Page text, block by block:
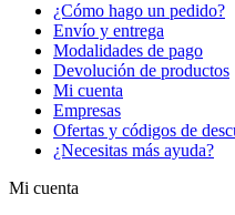
¿Cómo hago un pedido?
Envío y entrega
Modalidades de pago
Devolución de productos
Mi cuenta
Empresas
Ofertas y códigos de
¿Necesitas más ayuda?
Mi cuenta